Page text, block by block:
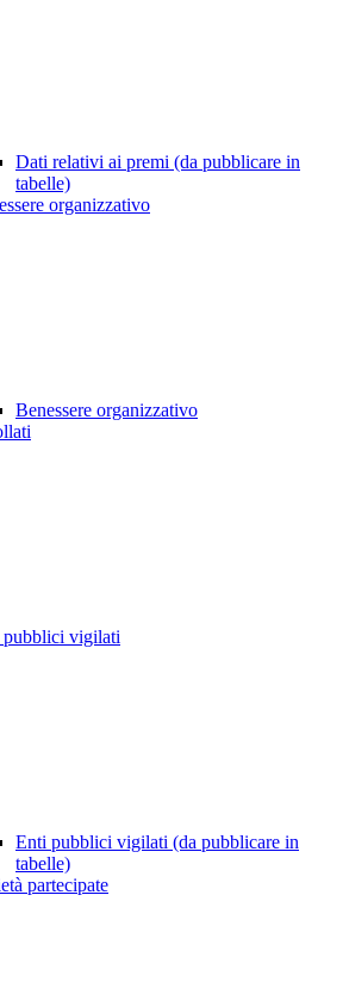
Dati relativi ai premi (da pubblicare in
tabelle)
organizzativo
Benessere organizzativo
vigilati
Enti pubblici vigilati (da pubblicare in
tabelle)
partecipate